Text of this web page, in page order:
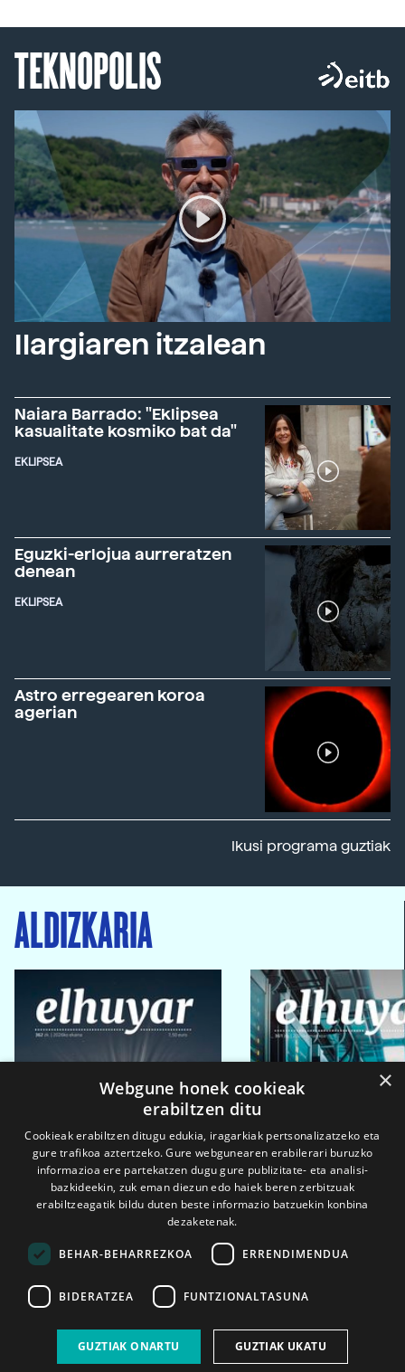
TEKNOPOLIS
Ilargiaren itzalean
Naiara Barrado: "Eklipsea
kasualitate kosmiko bat da"
EKLIPSEA
Eguzki-erlojua aurreratzen
denean
EKLIPSEA
Astro erregearen koroa
agerian
Ikusi programa guztiak
ALDIZKARIA
2026ko eka. 1a 2026ko mar. 1a
×
Webgune honek cookieak
erabiltzen ditu
Cookieak erabiltzen ditugu edukia, iragarkiak pertsonalizatzeko eta
gure trafikoa aztertzeko. Gure webgunearen erabilerari buruzko
informazioa ere partekatzen dugu gure publizitate- eta analisi-
bazkideekin, zuk eman diezun edo haiek beren zerbitzuak
erabiltzeagatik bildu duten beste informazio batzuekin konbina
dezaketenak.
BEHAR-BEHARREZKOA ERRENDIMENDUA
BIDERATZEA FUNTZIONALTASUNA
GUZTIAK ONARTU GUZTIAK UKATU